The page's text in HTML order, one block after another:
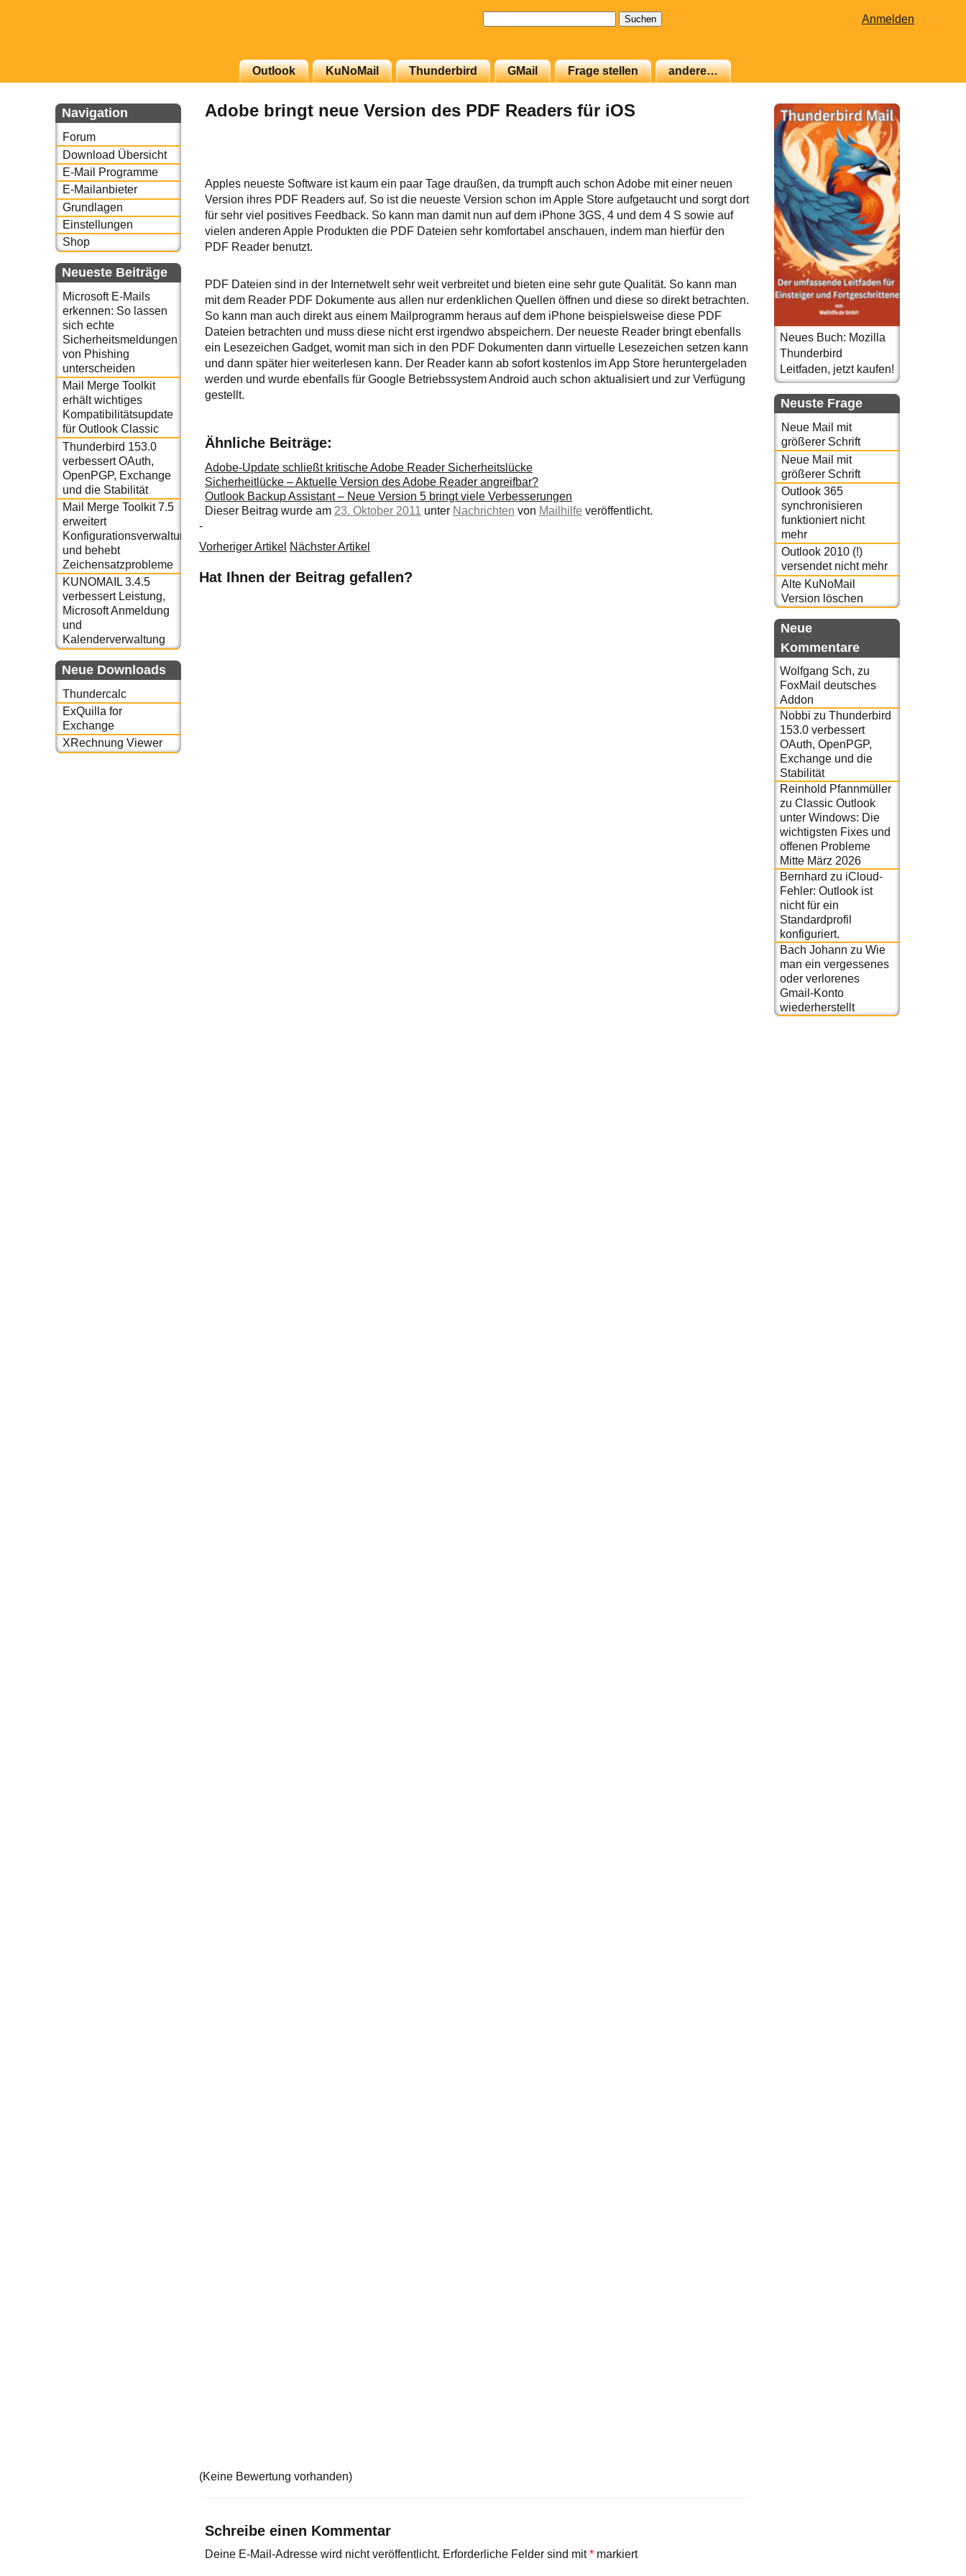
Anmelden
Outlook KuNoMail Thunderbird GMail Frage stellen andere…
Navigation
Forum
Download Übersicht
E-Mail Programme
E-Mailanbieter
Grundlagen
Einstellungen
Shop
Neueste Beiträge
Microsoft E-Mails
erkennen: So lassen
sich echte
Sicherheitsmeldungen
von Phishing
unterscheiden
Mail Merge Toolkit
erhält wichtiges
Kompatibilitätsupdate
für Outlook Classic
Thunderbird 153.0
verbessert OAuth,
OpenPGP, Exchange
und die Stabilität
Mail Merge Toolkit 7.5
erweitert
Konfigurationsverwaltung
und behebt
Zeichensatzprobleme
KUNOMAIL 3.4.5
verbessert Leistung,
Microsoft Anmeldung
und
Kalenderverwaltung
Neue Downloads
Thundercalc
ExQuilla for
Exchange
XRechnung Viewer
Adobe bringt neue Version des PDF Readers für iOS
Apples neueste Software ist kaum ein paar Tage draußen, da trumpft auch schon Adobe mit einer neuen
Version ihres PDF Readers auf. So ist die neueste Version schon im Apple Store aufgetaucht und sorgt dort
für sehr viel positives Feedback. So kann man damit nun auf dem iPhone 3GS, 4 und dem 4 S sowie auf
vielen anderen Apple Produkten die PDF Dateien sehr komfortabel anschauen, indem man hierfür den
PDF Reader benutzt.
PDF Dateien sind in der Internetwelt sehr weit verbreitet und bieten eine sehr gute Qualität. So kann man
mit dem Reader PDF Dokumente aus allen nur erdenklichen Quellen öffnen und diese so direkt betrachten.
So kann man auch direkt aus einem Mailprogramm heraus auf dem iPhone beispielsweise diese PDF
Dateien betrachten und muss diese nicht erst irgendwo abspeichern. Der neueste Reader bringt ebenfalls
ein Lesezeichen Gadget, womit man sich in den PDF Dokumenten dann virtuelle Lesezeichen setzen kann
und dann später hier weiterlesen kann. Der Reader kann ab sofort kostenlos im App Store heruntergeladen
werden und wurde ebenfalls für Google Betriebssystem Android auch schon aktualisiert und zur Verfügung
gestellt.
Ähnliche Beiträge:
Adobe-Update schließt kritische Adobe Reader Sicherheitslücke
Sicherheitlücke – Aktuelle Version des Adobe Reader angreifbar?
Outlook Backup Assistant – Neue Version 5 bringt viele Verbesserungen
Dieser Beitrag wurde am 23. Oktober 2011 unter Nachrichten von Mailhilfe veröffentlicht.
-
Vorheriger Artikel Nächster Artikel
Hat Ihnen der Beitrag gefallen?
(Keine Bewertung vorhanden)
Schreibe einen Kommentar
Deine E-Mail-Adresse wird nicht veröffentlicht. Erforderliche Felder sind mit* markiert
Neues Buch: Mozilla
Thunderbird
Leitfaden, jetzt kaufen!
Neuste Frage
Neue Mail mit
größerer Schrift
Neue Mail mit
größerer Schrift
Outlook 365
synchronisieren
funktioniert nicht
mehr
Outlook 2010 (!)
versendet nicht mehr
Alte KuNoMail
Version löschen
Neue
Kommentare
Wolfgang Sch, zu
FoxMail deutsches
Addon
Nobbi zu Thunderbird
153.0 verbessert
OAuth, OpenPGP,
Exchange und die
Stabilität
Reinhold Pfannmüller
zu Classic Outlook
unter Windows: Die
wichtigsten Fixes und
offenen Probleme
Mitte März 2026
Bernhard zu iCloud-
Fehler: Outlook ist
nicht für ein
Standardprofil
konfiguriert.
Bach Johann zu Wie
man ein vergessenes
oder verlorenes
Gmail-Konto
wiederherstellt
oder auch